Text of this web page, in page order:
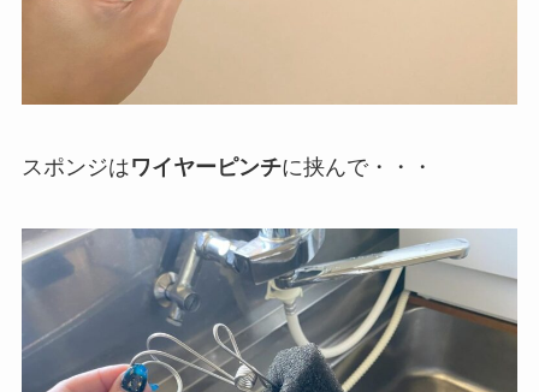
スポンジはワイヤーピンチに挟んで・・・